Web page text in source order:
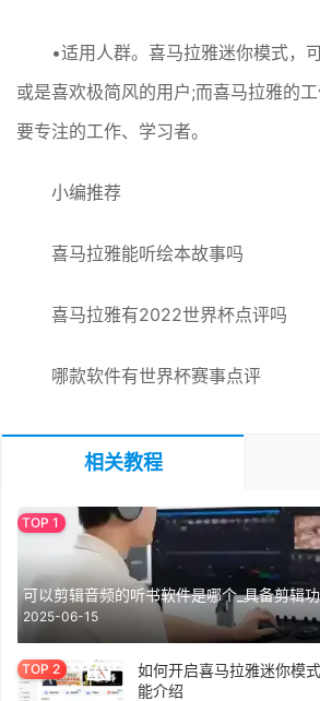
•适用人群。喜马拉雅迷你模式，
或是喜欢极简风的用户;而喜马拉雅的
要专注的工作、学习者。
小编推荐
喜马拉雅能听绘本故事吗
喜马拉雅有2022世界杯点评吗
哪款软件有世界杯赛事点评
相关教程
可以剪辑音频的听书软件是哪个_具备剪辑
2025-06-15
如何开启喜马拉雅迷你模
能介绍